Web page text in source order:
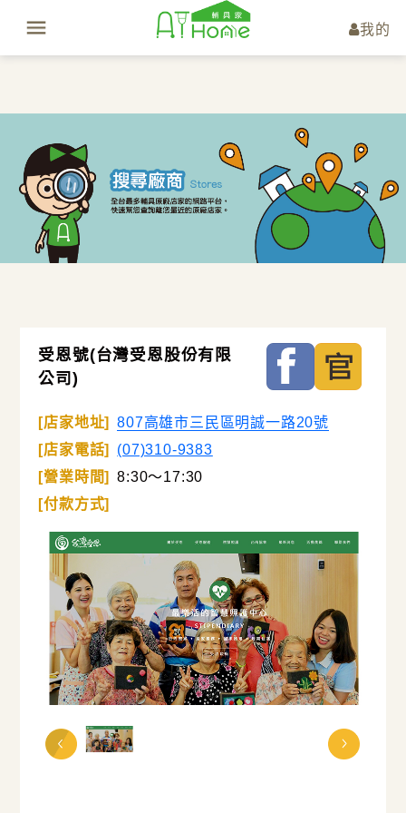
我的
受恩號(台灣受恩股份有限
公司)
[店家地址]
807高雄市三民區明誠一路20號
[店家電話]
(07)310-9383
[營業時間]
8:30～17:30
[付款方式]